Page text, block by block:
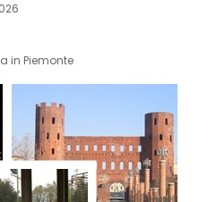
in Piemonte